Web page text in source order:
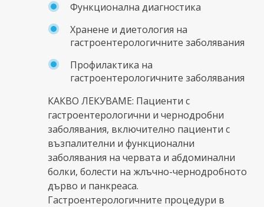
Функционална диагностика
Хранене и диетология на
гастроентерологичните заболявания
Профилактика на
гастроентерологичните заболявания
КАКВО ЛЕКУВАМЕ: Пациенти с
гастроентерологични и чернодробни
заболявания, включително пациенти с
възпалителни и функционални
заболявания на червата и абдоминални
болки, болести на жлъчно-чернодробното
дърво и панкреаса.
Гастроентерологичните процедури в